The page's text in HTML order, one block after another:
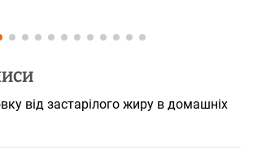
від застарілого жиру в домашніх